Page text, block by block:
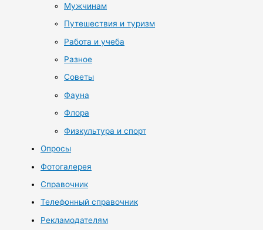
Мужчинам
Путешествия и туризм
Работа и учеба
Разное
Советы
Фауна
Флора
Физкультура и спорт
Опросы
Фотогалерея
Справочник
Телефонный справочник
Рекламодателям